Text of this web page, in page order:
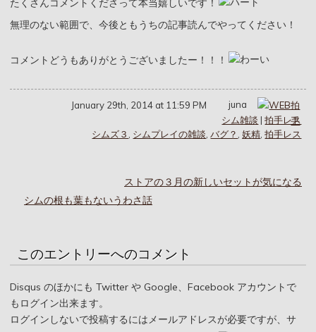
たくさんコメントくださって本当嬉しいです！
無理のない範囲で、今後ともうちの記事読んでやってください！
コメントどうもありがとうございましたー！！！
January 29th, 2014 at 11:59 PM
juna
シム雑談 |拍手レス
シムズ３ , シムプレイの雑談,バグ？ ,妖精,拍手レス
ストアの３月の新しいセットが気になる
シムの根も葉もないうわさ話
このエントリーへのコメント
Disqus のほかにも Twitter や Google、Facebook アカウントで
もログイン出来ます。
ログインしないで投稿するにはメールアドレスが必要ですが、サ